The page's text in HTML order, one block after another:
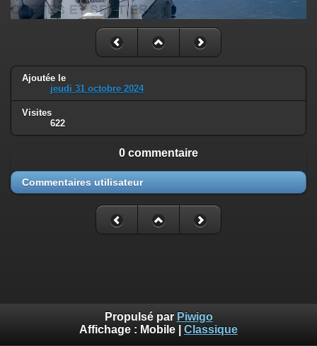
Ajoutée le
jeudi 31 octobre 2024
Visites
622
0 commentaire
Commentaires utilisateur
Propulsé par Piwigo
Affichage : Mobile Classique